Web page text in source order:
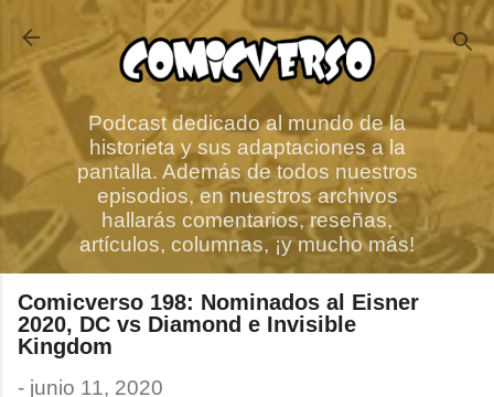
Ir al contenido principal
Podcast dedicado al mundo de la
historieta y sus adaptaciones a la
pantalla. Además de todos nuestros
episodios, en nuestros archivos
hallarás comentarios, reseñas,
artículos, columnas, ¡y mucho más!
Comicverso 198: Nominados al Eisner
2020, DC vs Diamond e Invisible
Kingdom
- junio 11, 2020